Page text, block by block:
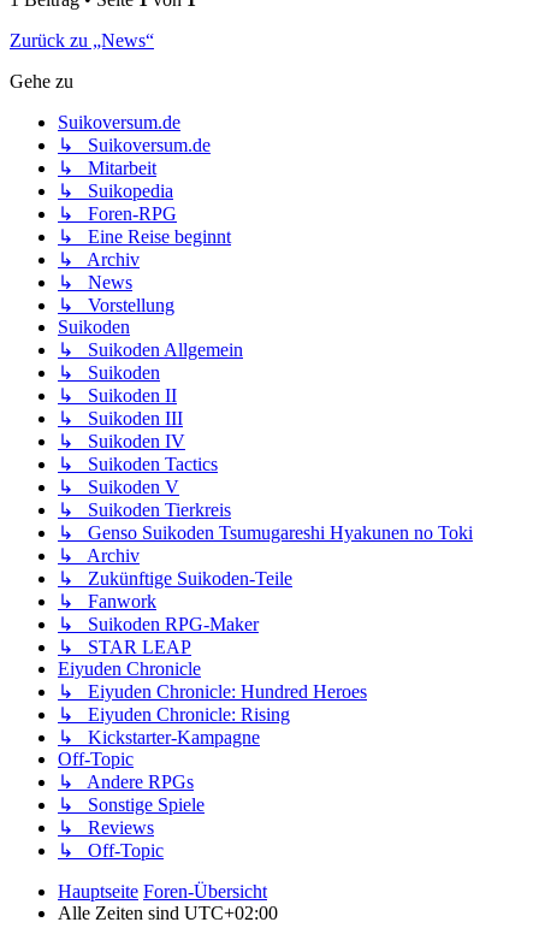
Zurück zu „News“
Gehe zu
Suikoversum.de
↳ Suikoversum.de
↳ Mitarbeit
↳ Suikopedia
↳ Foren-RPG
↳ Eine Reise beginnt
↳ Archiv
↳ News
↳ Vorstellung
Suikoden
↳ Suikoden Allgemein
↳ Suikoden
↳ Suikoden II
↳ Suikoden III
↳ Suikoden IV
↳ Suikoden Tactics
↳ Suikoden V
↳ Suikoden Tierkreis
↳ Genso Suikoden Tsumugareshi Hyakunen no Toki
↳ Archiv
↳ Zukünftige Suikoden-Teile
↳ Fanwork
↳ Suikoden RPG-Maker
↳ STAR LEAP
Eiyuden Chronicle
↳ Eiyuden Chronicle: Hundred Heroes
↳ Eiyuden Chronicle: Rising
↳ Kickstarter-Kampagne
Off-Topic
↳ Andere RPGs
↳ Sonstige Spiele
↳ Reviews
↳ Off-Topic
Hauptseite Foren-Übersicht
Alle Zeiten sind UTC+02:00